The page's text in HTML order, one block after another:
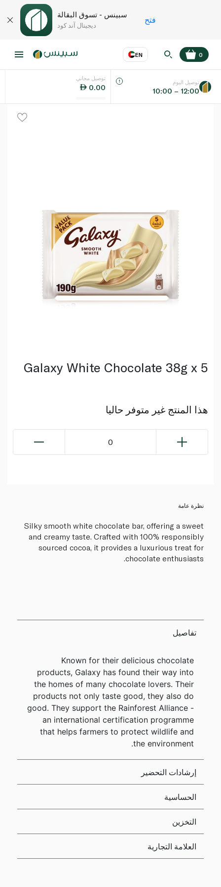
سبينس - تسوق البقالة
ديجيتال آند كود
فتح
EN
اللغة عر
0
توصيل مجاني
0.00
توصيل اليوم
10:00 – 12:00
Galaxy White Chocolate 38g x 5
هذا المنتج غير متوفر حاليا
0
نظرة عامة
Silky smooth white chocolate bar, offering a sweet
and creamy taste. Crafted with 100% responsibly
sourced cocoa, it provides a luxurious treat for
chocolate enthusiasts.
تفاصيل
Known for their delicious chocolate
products, Galaxy has found their way into
the homes of many chocolate lovers. Their
products not only taste good, they also do
good. They support the Rainforest Alliance -
an international certification programme
that helps farmers to protect wildlife and
the environment.
إرشادات التحضير
الحساسية
التخزين
العلامة التجارية